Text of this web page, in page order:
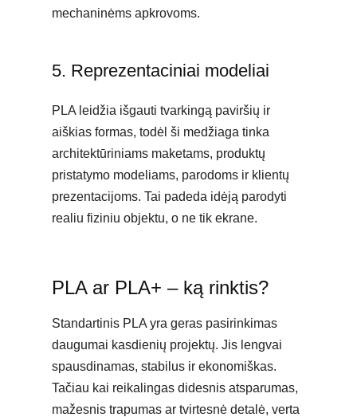
mechaninėms apkrovoms.
5. Reprezentaciniai modeliai
PLA leidžia išgauti tvarkingą paviršių ir
aiškias formas, todėl ši medžiaga tinka
architektūriniams maketams, produktų
pristatymo modeliams, parodoms ir klientų
prezentacijoms. Tai padeda idėją parodyti
realiu fiziniu objektu, o ne tik ekrane.
PLA ar PLA+ – ką rinktis?
Standartinis PLA yra geras pasirinkimas
daugumai kasdienių projektų. Jis lengvai
spausdinamas, stabilus ir ekonomiškas.
Tačiau kai reikalingas didesnis atsparumas,
mažesnis trapumas ar tvirtesnė detalė, verta